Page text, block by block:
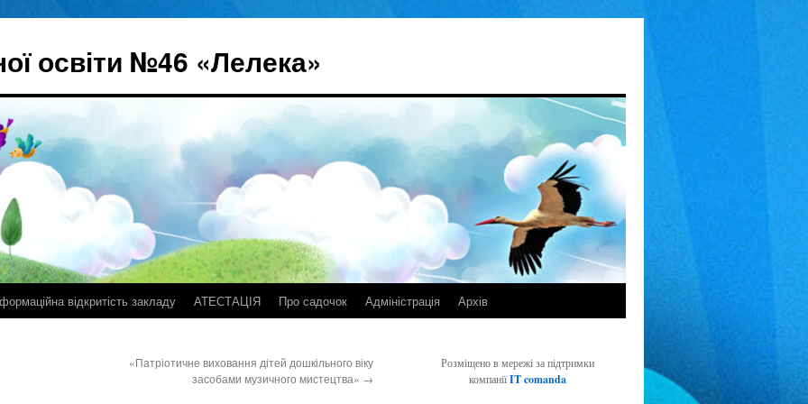
освіти №46 «Лелека»
відкритість закладу АТЕСТАЦІЯ Про садочок Адміністрація Архів
«Патріотичне виховання дітей дошкільного віку
засобами музичного мистецтва» →
Розміщено в мережі за підтримки
компаніїIT comanda